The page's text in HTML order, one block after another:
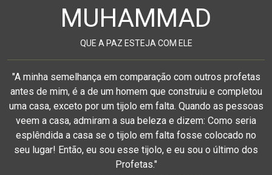
MUHAMMAD
QUE A PAZ ESTEJA COM ELE
"A minha semelhança em comparação com outros profetas
antes de mim, é a de um homem que construiu e completou
uma casa, exceto por um tijolo em falta. Quando as pessoas
veem a casa, admiram a sua beleza e dizem: Como seria
esplêndida a casa se o tijolo em falta fosse colocado no
seu lugar! Então, eu sou esse tijolo, e eu sou o último dos
Profetas."